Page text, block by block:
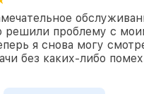
решили проблему с
я снова могу
без каких-либо